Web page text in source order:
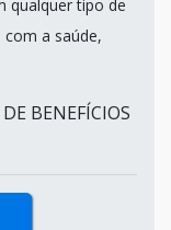
qualquer tipo de
a saúde,
BENEFÍCIOS